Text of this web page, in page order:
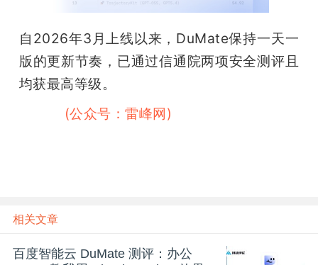
自2026年3月上线以来，DuMate保持一天一
版的更新节奏，已通过信通院两项安全测评且
均获最高等级。
(公众号：雷峰网)
相关文章
百度智能云 DuMate 测评：办公